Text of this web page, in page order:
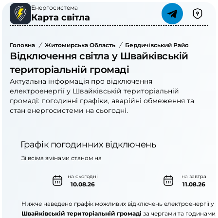
Енергосистема
Карта світла
Головна / Житомирська Область / Бердичівський Район
Відключення світла у Швайківській
територіальній громаді
Актуальна інформація про відключення
електроенергії у Швайківській територіальній
громаді: погодинні графіки, аварійні обмеження та
стан енергосистеми на сьогодні.
Графік погодинних відключень
на сьогодні
10.08.26
на завтра
11.08.26
Зі всіма змінами станом на
Нижче наведено графік можливих відключень електроенергії у
Швайківській територіальній громаді за чергами та годинами.